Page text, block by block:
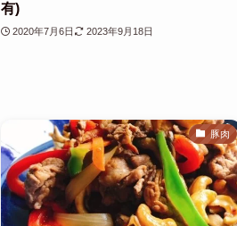
有)
2020年7月6日 2023年9月18日
豚肉